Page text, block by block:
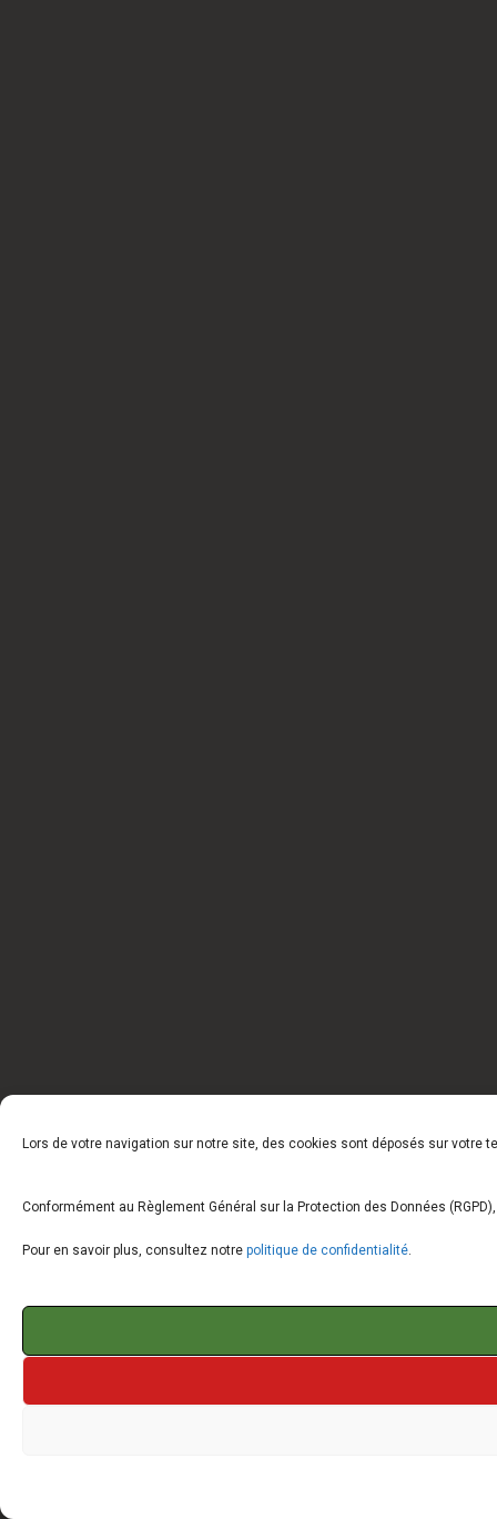
Lors de votre navigation sur notre site, des cookies sont déposés sur votre
Conformément au Règlement Général sur la Protection des Données
Pour en savoir plus, consultez notre politique de confidentialité.